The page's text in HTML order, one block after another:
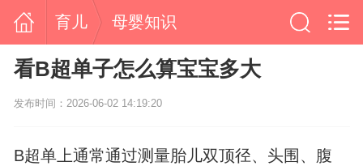
育儿 母婴知识
看B超单子怎么算宝宝多大
发布时间：2026-06-02 14:19:20
B超单上通常通过测量胎儿双顶径、头围、腹